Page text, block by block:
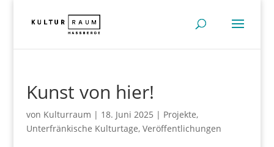
Kunst von hier!
von Kulturraum | 18. Juni 2025 | Projekte,
Unterfränkische Kulturtage, Veröffentlichungen